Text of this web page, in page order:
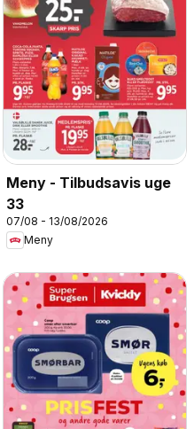
Meny - Tilbudsavis uge
33
07/08 - 13/08/2026
Meny